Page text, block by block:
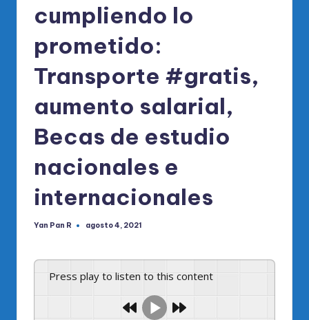
R
M
cumpliendo lo
prometido:
Transporte #gratis,
aumento salarial,
Becas de estudio
nacionales e
internacionales
Publicado
Yan Pan R agosto 4, 2021
Press play to listen to this content